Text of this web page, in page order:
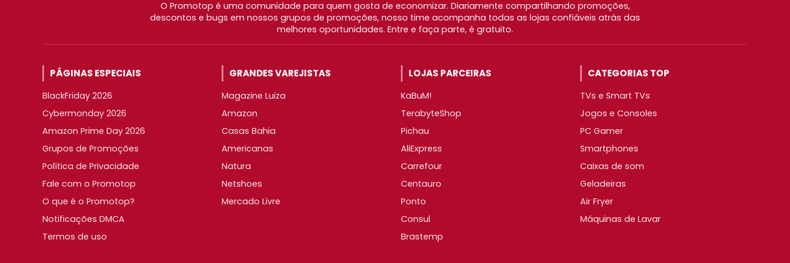
O Promotop é uma comunidade para quem gosta de economizar. Diariamente compartilhando promoções,
descontos e bugs em nossos grupos de promoções, nosso time acompanha todas as lojas confiáveis atrás das
melhores oportunidades. Entre e faça parte, é gratuito.
PÁGINAS ESPECIAIS
BlackFriday 2026
Cybermonday 2026
Amazon Prime Day 2026
Grupos de Promoções
Política de Privacidade
Fale com o Promotop
O que é o Promotop?
Notificações DMCA
Termos de uso
GRANDES VAREJISTAS
Magazine Luiza
Amazon
Casas Bahia
Americanas
Natura
Netshoes
Mercado Livre
LOJAS PARCEIRAS
KaBuM!
TerabyteShop
Pichau
AliExpress
Carrefour
Centauro
Ponto
Consul
Brastemp
CATEGORIAS TOP
TVs e Smart TVs
Jogos e Consoles
PC Gamer
Smartphones
Caixas de som
Geladeiras
Air Fryer
Máquinas de Lavar